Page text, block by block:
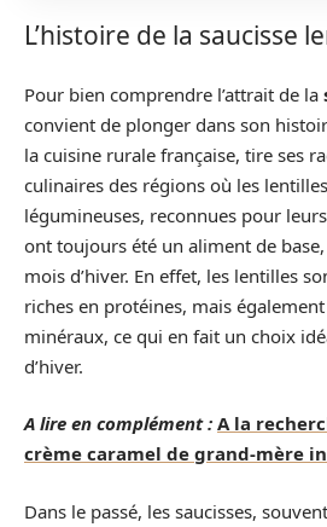
L’histoire de la saucisse
Pour bien comprendre l’attrait de la
convient de plonger dans son
la cuisine rurale française, tire ses
culinaires des régions où les
légumineuses, reconnues pour
ont toujours été un aliment de
mois d’hiver. En effet, les lentilles
riches en protéines, mais
minéraux, ce qui en fait un choix
d’hiver.
A lire en complément : A la
crème caramel de grand-mère
Dans le passé, les saucisses,